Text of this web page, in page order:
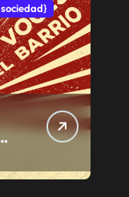
sociedad}